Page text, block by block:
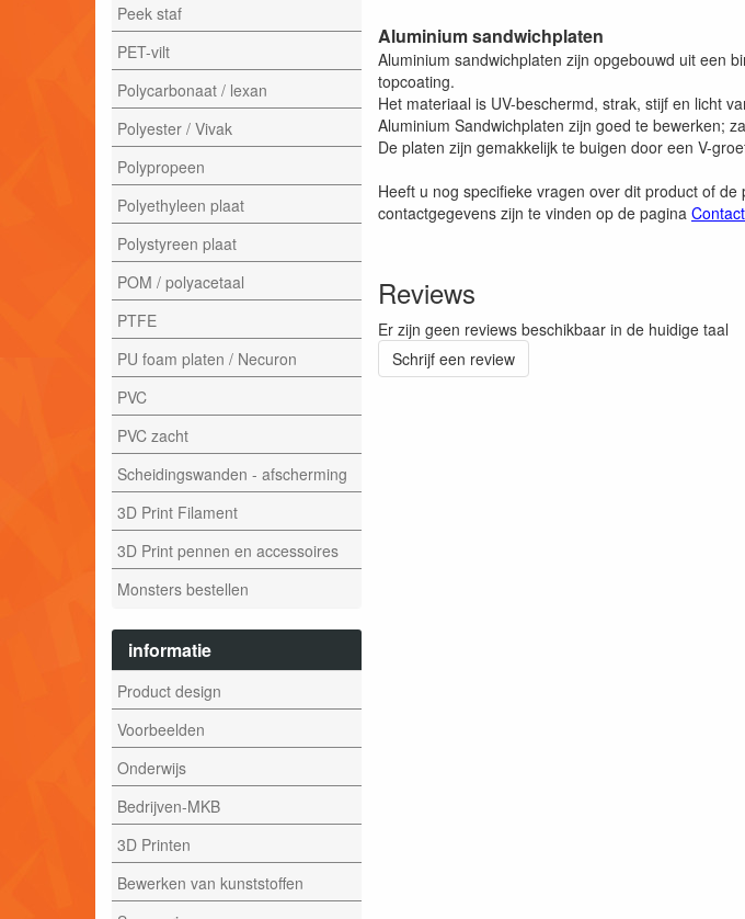
Peek staf
PET-vilt
Polycarbonaat / lexan
Polyester / Vivak
Polypropeen
Polyethyleen plaat
Polystyreen plaat
POM / polyacetaal
PTFE
PU foam platen / Necuron
PVC
PVC zacht
Scheidingswanden - afscherming
3D Print Filament
3D Print pennen en accessoires
Monsters bestellen
informatie
Product design
Voorbeelden
Onderwijs
Bedrijven-MKB
3D Printen
Bewerken van kunststoffen
Aluminium sandwichplaten
Aluminium sandwichplaten zijn opgebouwd uit een
topcoating.
Het materiaal is UV-beschermd, strak, stijf en licht
Aluminium Sandwichplaten zijn goed te bewerken;
De platen zijn gemakkelijk te buigen door een V-
Heeft u nog specifieke vragen over dit product of
contactgegevens zijn te vinden op de pagina
Reviews
Er zijn geen reviews beschikbaar in de huidige taal
Schrijf een review